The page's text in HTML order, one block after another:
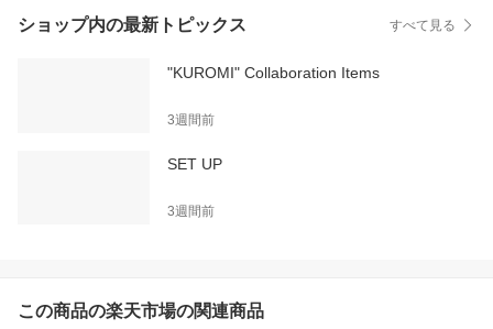
ショップ内の最新トピックス すべて見る
"KUROMI" Collaboration Items
3週間前
SET UP
3週間前
この商品の楽天市場の関連商品